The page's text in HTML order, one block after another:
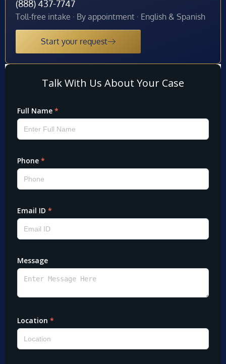
(888) 437-7747
Toll-free intake · By appointment · English & Spanish
Start your request